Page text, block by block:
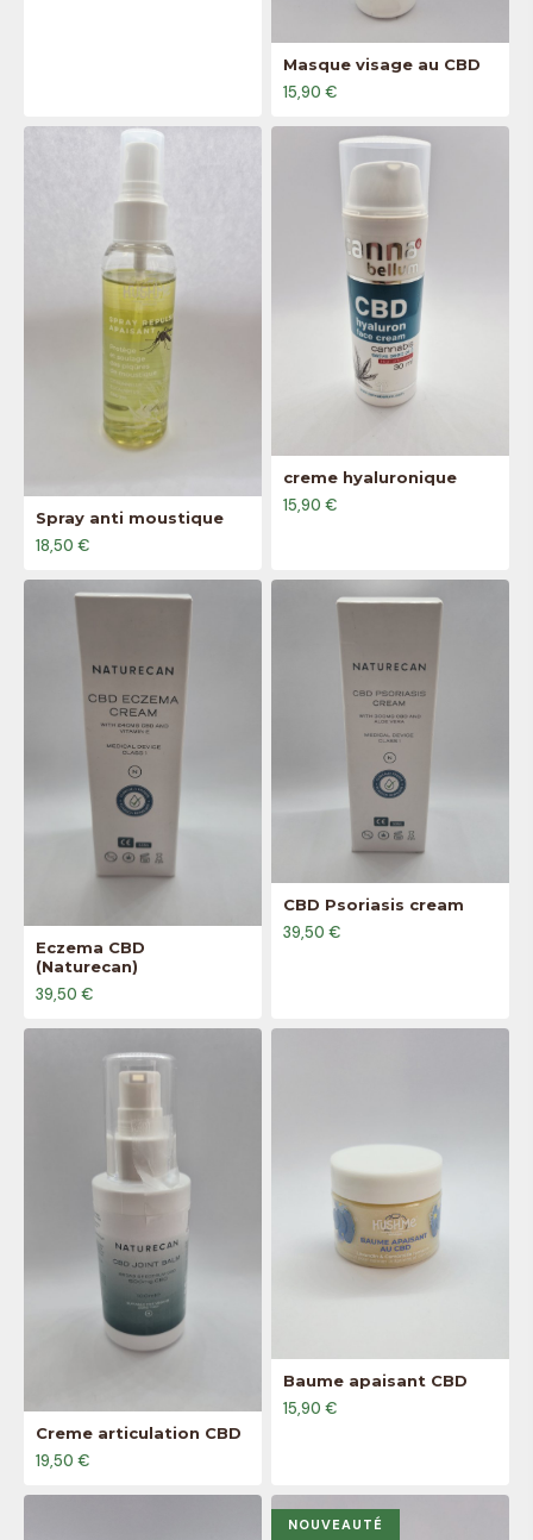
Masque visage au CBD
15,90 €
Spray anti moustique
18,50 €
creme hyaluronique
15,90 €
Eczema CBD
(Naturecan)
39,50 €
CBD Psoriasis cream
39,50 €
Creme articulation CBD
19,50 €
Baume apaisant CBD
15,90 €
NOUVEAUTÉ